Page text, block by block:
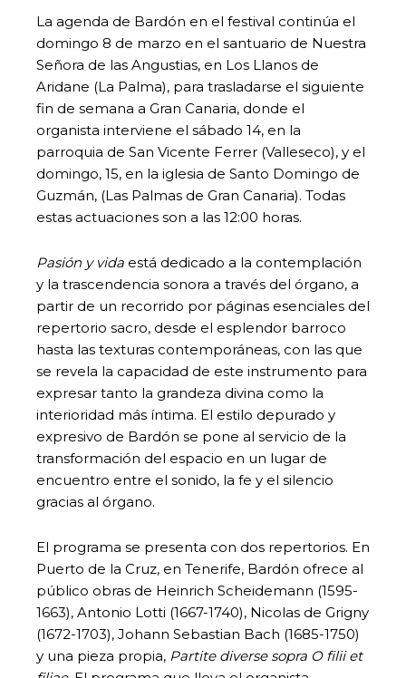
La agenda de Bardón en el festival continúa el
domingo 8 de marzo en el santuario de Nuestra
Señora de las Angustias, en Los Llanos de
Aridane (La Palma), para trasladarse el siguiente
fin de semana a Gran Canaria, donde el
organista interviene el sábado 14, en la
parroquia de San Vicente Ferrer (Valleseco), y el
domingo, 15, en la iglesia de Santo Domingo de
Guzmán, (Las Palmas de Gran Canaria). Todas
estas actuaciones son a las 12:00 horas.
Pasión y vida está dedicado a la contemplación
y la trascendencia sonora a través del órgano, a
partir de un recorrido por páginas esenciales del
repertorio sacro, desde el esplendor barroco
hasta las texturas contemporáneas, con las que
se revela la capacidad de este instrumento para
expresar tanto la grandeza divina como la
interioridad más íntima. El estilo depurado y
expresivo de Bardón se pone al servicio de la
transformación del espacio en un lugar de
encuentro entre el sonido, la fe y el silencio
gracias al órgano.
El programa se presenta con dos repertorios. En
Puerto de la Cruz, en Tenerife, Bardón ofrece al
público obras de Heinrich Scheidemann (1595-
1663), Antonio Lotti (1667-1740), Nicolas de Grigny
(1672-1703), Johann Sebastian Bach (1685-1750)
y una pieza propia, Partite diverse sopra O filii et